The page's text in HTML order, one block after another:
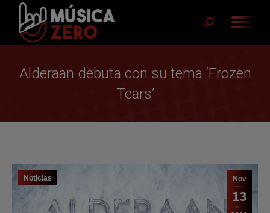
Buscar:
Alderaan debuta con su tema ‘Frozen
Tears’
Nov
13
Noticias